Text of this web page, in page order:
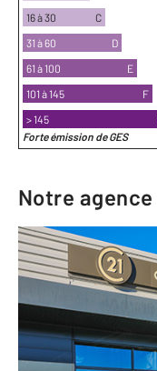
16 à 30
C
31 à 60
D
61 à 100
E
101 à 145
F
> 145
Forte émission de GES
Notre agence